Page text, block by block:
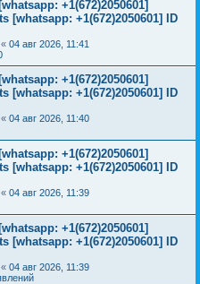
+1(672)2050601]
[whatsapp: +1(672)2050601] ID
« 04 авг 2026, 11:41
+1(672)2050601]
[whatsapp: +1(672)2050601] ID
« 04 авг 2026, 11:40
+1(672)2050601]
[whatsapp: +1(672)2050601] ID
« 04 авг 2026, 11:39
+1(672)2050601]
[whatsapp: +1(672)2050601] ID
« 04 авг 2026, 11:39